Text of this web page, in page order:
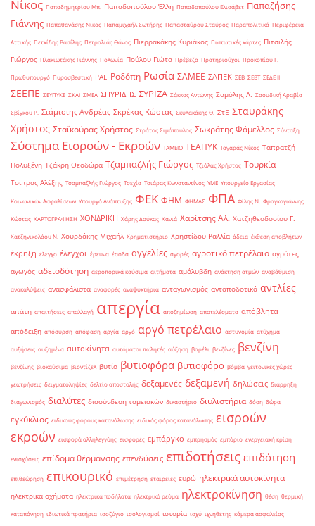
Νίκος Παπαδημητρίου Μπ. Παπαδοπούλου Έλλη Παπαδοπούλου Ελισάβετ Παπαζήσης
Γιάννης Παπαθανάσης Νίκος Παπαμιχαήλ Σωτήρης Παπασταύρου Σταύρος Παραπολιτικά Περιφέρεια
Αττικής Πετκίδης Βασίλης Πετραλιάς Θάνος Πιερρακάκης Κυριάκος Πιστωτικές κάρτες Πιτσιλής
Γιώργος Πλακιωτάκης Γιάννης Πολωνία Πούλου Γιώτα Πρέβεζα Πρατηριούχοι Προκοπίου Γ.
Πρωθυπουργό Πυροσβεστική ΡΑΕ Ροδόπη Ρωσία ΣΑΜΕΕ ΣΑΠΕΚ ΣΕΒ ΣΕΒΤ ΣΕΔΕ ΙΙ
ΣΕΕΠΕ ΣΕΥΠΥΚΕ ΣΚΑΙ ΣΜΕΑ ΣΠΥΡΙΔΗΣ ΣΥΡΙΖΑ Σάκκος Αντώνης Σαμόλης Λ. Σαουδική Αραβία
Σβίγκου Ρ. Σιάμισιης Ανδρέας Σκρέκας Κώστας Σκυλακάκης Θ. ΣτΕ Σταυράκης
Χρήστος Σταϊκούρας Χρήστος Στράτος Σιμόπουλος Σωκράτης Φάμελλος Σύνταξη
Σύστημα Εισροών - Εκροών ΤΑΜΕΙΟ ΤΕΑΠΥΚ Ταγαράς Νίκος Ταπρατζή
Πολυξένη Τζάκρη Θεοδώρα Τζαμπαζλής Γιώργος Τζιόλας Χρήστος Τουρκία
Τσίπρας Αλέξης Τσαμπαζλής Γιώργος Τσεχία Τσιάρας Κωνσταντίνος ΥΜΕ Υπουργείο Εργασίας
Κοινωνικών Ασφαλίσεων Υπουργό Ανάπτυξης ΦΕΚ ΦΗΜ ΦΗΜΑΣ ΦΠΑ Φίλης Ν. Φραγκογιάννης
Κώστας ΧΑΡΤΟΓΡΑΦΗΣΗ ΧΟΝΔΡΙΚΗ Χάρης Δούκας Χανιά Χαρίτσης Αλ. Χατζηθεοδοσίου Γ.
Χατζηνικολάου Ν. Χουρδάκης Μιχαήλ Χρηματιστήριο Χρηστίδου Ραλλία άδεια έκθεση αποβλήτων
έκρηξη έλεγχο έλεγχοι έρευνα έσοδα αγγελίες αγορές αγροτικό πετρέλαιο αγρότες
αγωγός αδειοδότηση αεροπορικά καύσιμα αιτήματα αμόλυβδη ανάκτηση ατμών αναβάθμιση
ανακαλύψεις ανασφάλιστα αναφορές αναψυκτήρια ανταγωνισμός ανταποδοτικά αντλίες
απάτη απαιτήσεις απαλλαγή απεργία αποζημίωση αποτελέσματα απόβλητα
απόδειξη απόσυρση απόφαση αργία αργό αργό πετρέλαιο αστυνομία ατύχημα
αυξήσεις αυξημένα αυτοκίνητα αυτόματοι πωλητές αύξηση βαρέλι βενζίνες βενζίνη
βενζίνης βιοκαύσιμα βιοντίζελ βυτίο βυτιοφόρα βυτιοφόρο βόμβα γειτονικές χώρες
γεωτρήσεις δειγματοληψίες δελτίο αποστολής δεξαμενές δεξαμενή δηλώσεις διάρρηξη
διαγωνισμός διαλύτες διασύνδεση ταμειακών δικαστήριο διυλιστήρια δόση δώρα
εγκύκλιος ειδικούς φόρους κατανάλωσης ειδικός φόρος κατανάλωσης εισροών
εκροών εισφορά αλληλεγγύης εισφορές εμπάργκο εμπρησμός εμπόριο ενεργειακή κρίση
ενισχύσεις επίδομα θέρμανσης επενδύσεις επιδοτήσεις επιδότηση
επιθεώρηση επικουρικό επιμέτρηση εταιρείες ευρώ ηλεκτρικά αυτοκίνητα
ηλεκτρικά οχήματα ηλεκτρικά ποδήλατα ηλεκτρικό ρεύμα ηλεκτροκίνηση θέση θερμική
καταπόνηση ιδιωτικά πρατήρια ισοζύγιο ισολογισμοί ιστορία ισχύ ιχνηθέτης κάμερα ασφαλείας